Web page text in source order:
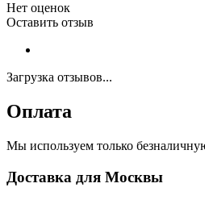
Нет оценок
Оставить отзыв
Загрузка отзывов...
Оплата
Мы используем только
Доставка для Москвы